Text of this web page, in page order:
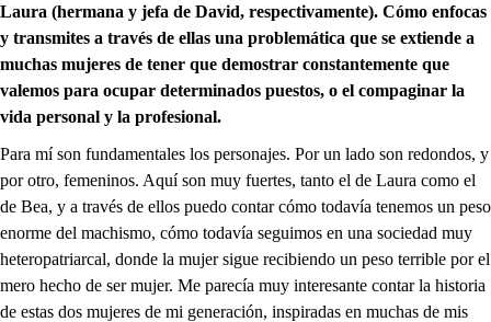
Laura (hermana y jefa de David, respectivamente). Cómo enfocas
y transmites a través de ellas una problemática que se extiende a
muchas mujeres de tener que demostrar constantemente que
valemos para ocupar determinados puestos, o el compaginar la
vida personal y la profesional.
Para mí son fundamentales los personajes. Por un lado son redondos, y
por otro, femeninos. Aquí son muy fuertes, tanto el de Laura como el
de Bea, y a través de ellos puedo contar cómo todavía tenemos un peso
enorme del machismo, cómo todavía seguimos en una sociedad muy
heteropatriarcal, donde la mujer sigue recibiendo un peso terrible por el
mero hecho de ser mujer. Me parecía muy interesante contar la historia
de estas dos mujeres de mi generación, inspiradas en muchas de mis